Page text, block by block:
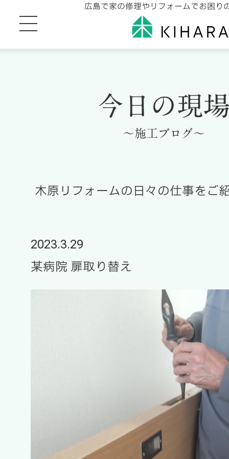
広島で家の修理やリフォームでお困り
今日の現
～施工ブログ～
木原リフォームの日々の仕事をご
2023.3.29
某病院 扉取り替え